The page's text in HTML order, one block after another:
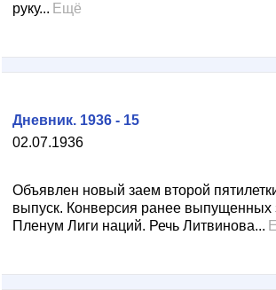
руку... Ещё
02.07.1936
Дневник. 1936 - 15
Объявлен новый заем второй
выпуск. Конверсия ранее выпущенных
Пленум Лиги наций. Речь Литвинова...